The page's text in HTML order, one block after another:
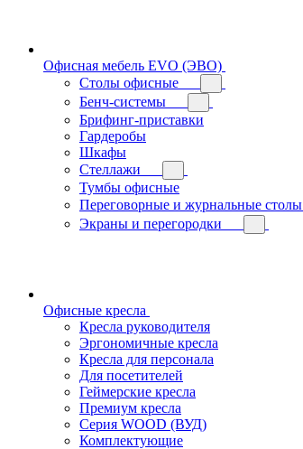
Офисная мебель EVO (ЭВО)
Cтолы офисные
Бенч-системы
Брифинг-приставки
Гардеробы
Шкафы
Стеллажи
Тумбы офисные
Переговорные и журнальные столы
Экраны и перегородки
Офисные кресла
Кресла руководителя
Эргономичные кресла
Кресла для персонала
Для посетителей
Геймерские кресла
Премиум кресла
Серия WOOD (ВУД)
Комплектующие